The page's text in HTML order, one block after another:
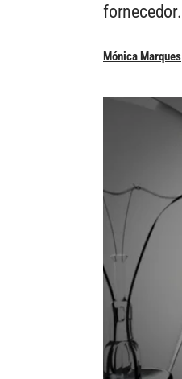
fornecedor.
Mónica Marques